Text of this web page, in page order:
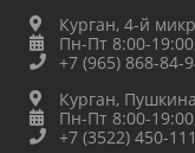
Курган, 4-й
Пн-Пт 8:00-
+7 (965) 868-84-
Курган,
Пн-Пт 8:00-
+7 (3522) 450-111